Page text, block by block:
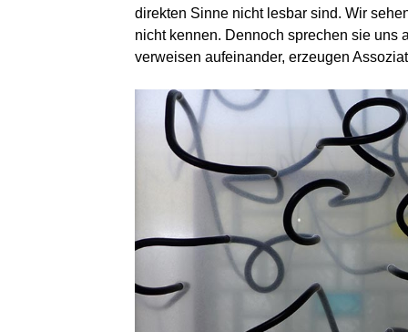
direkten Sinne nicht lesbar sind. Wir
nicht kennen. Dennoch sprechen sie uns
verweisen aufeinander, erzeugen